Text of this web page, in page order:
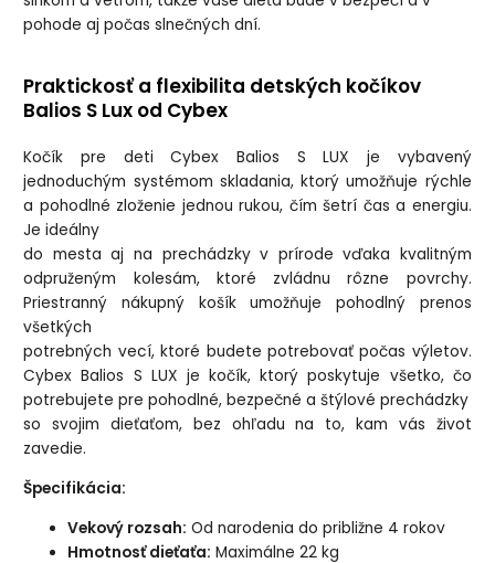
pohode aj počas slnečných dní.
Praktickosť a flexibilita detských kočíkov
Balios S Lux od Cybex
Kočík pre deti Cybex Balios S LUX je vybavený
jednoduchým systémom skladania, ktorý umožňuje rýchle
a pohodlné zloženie jednou rukou, čím šetrí čas a energiu.
Je ideálny
do mesta aj na prechádzky v prírode vďaka kvalitným
odpruženým kolesám, ktoré zvládnu rôzne povrchy.
Priestranný nákupný košík umožňuje pohodlný prenos
všetkých
potrebných vecí, ktoré budete potrebovať počas výletov.
Cybex Balios S LUX je kočík, ktorý poskytuje všetko, čo
potrebujete pre pohodlné, bezpečné a štýlové prechádzky
so svojim dieťaťom, bez ohľadu na to, kam vás život
zavedie.
Špecifikácia:
Vekový rozsah: Od narodenia do približne 4 rokov
Hmotnosť dieťaťa: Maximálne 22 kg